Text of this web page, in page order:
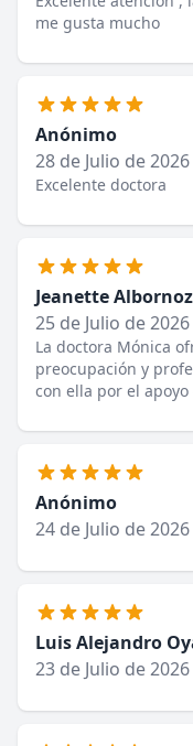
me gusta mucho
Anónimo
28 de Julio de 2026
Excelente doctora
Jeanette Albornoz
25 de Julio de 2026
La doctora Mónica
preocupación y
con ella por el
Anónimo
24 de Julio de 2026
Luis Alejandro
23 de Julio de 2026